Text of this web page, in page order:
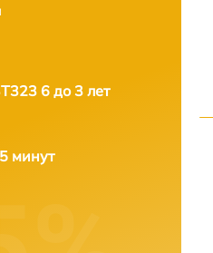
6 до 3 лет
минут